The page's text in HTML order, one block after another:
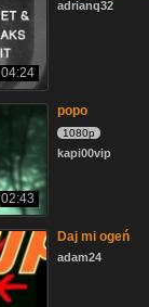
04:24
adrianq32
02:43
popo
1080p
kapi00vip
Daj mi ogeń
adam24